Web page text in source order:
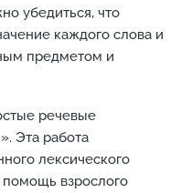
убедиться, что
каждого слова и
предметом и
речевые
Эта работа
лексического
помощь взрослого